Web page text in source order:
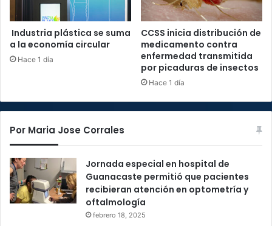
Industria plástica se suma
a la economía circular
Hace 1 día
CCSS inicia distribución de
medicamento contra
enfermedad transmitida
por picaduras de insectos
Hace 1 día
Por Maria Jose Corrales
Jornada especial en hospital de
Guanacaste permitió que pacientes
recibieran atención en optometría y
oftalmología
febrero 18, 2025